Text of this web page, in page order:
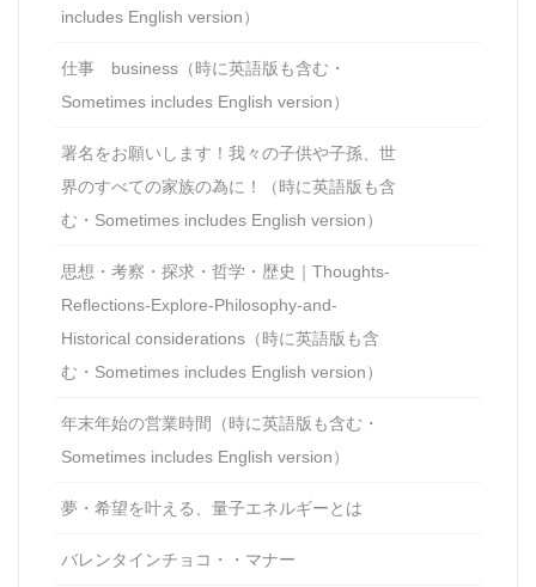
includes English version）
仕事 business（時に英語版も含む・
Sometimes includes English version）
署名をお願いします！我々の子供や子孫、世
界のすべての家族の為に！（時に英語版も含
む・Sometimes includes English version）
思想・考察・探求・哲学・歴史｜Thoughts-
Reflections-Explore-Philosophy-and-
Historical considerations（時に英語版も含
む・Sometimes includes English version）
年末年始の営業時間（時に英語版も含む・
Sometimes includes English version）
夢・希望を叶える、量子エネルギーとは
バレンタインチョコ・・マナー